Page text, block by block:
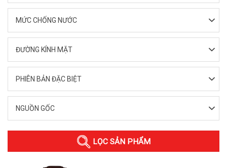
MỨC CHỐNG NƯỚC
ĐƯỜNG KÍNH MẶT
PHIÊN BẢN ĐẶC BIỆT
NGUỒN GỐC
LỌC SẢN PHẨM